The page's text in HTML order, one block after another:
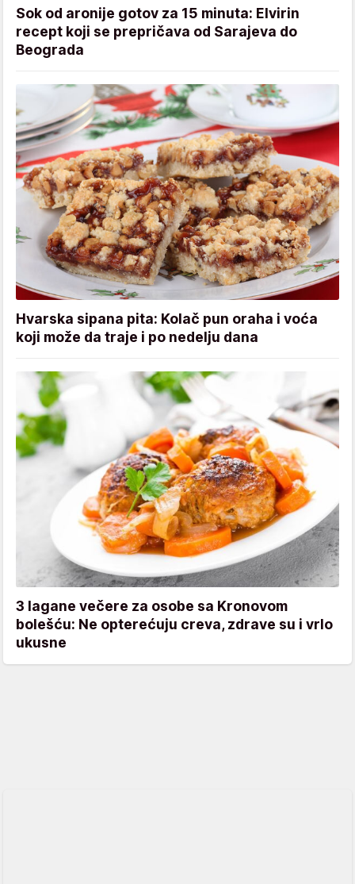
Sok od aronije gotov za 15 minuta: Elvirin
recept koji se prepričava od Sarajeva do
Beograda
Hvarska sipana pita: Kolač pun oraha i voća
koji može da traje i po nedelju dana
3 lagane večere za osobe sa Kronovom
bolešću: Ne opterećuju creva, zdrave su i vrlo
ukusne